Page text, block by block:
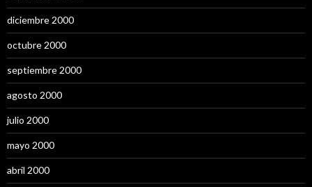
diciembre 2000
octubre 2000
septiembre 2000
agosto 2000
julio 2000
mayo 2000
abril 2000